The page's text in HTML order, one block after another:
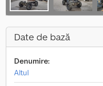
Date de bază
Denumire:
Altul